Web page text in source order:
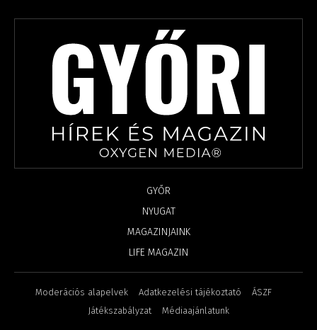
GYŐR
NYUGAT
MAGAZINJAINK
LIFE MAGAZIN
Moderációs alapelvek Adatkezelési tájékoztató
ÁSZF
Játékszabályzat
Médiaajánlatunk